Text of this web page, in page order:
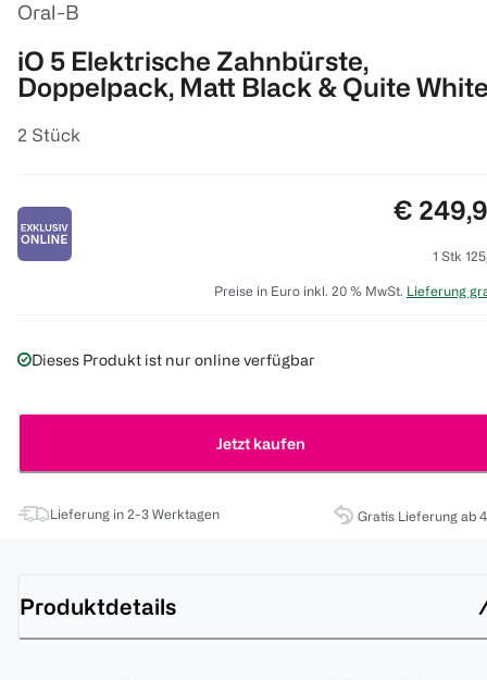
Oral-B
iO 5 Elektrische Zahnbürste,
Doppelpack, Matt Black & Quite
2 Stück
Preis:
€
1 Stk
Preise in Euro inkl. 20 % MwSt. Lieferung
Dieses Produkt ist nur online verfügbar
Jetzt kaufen
Lieferung in 2-3 Werktagen Gratis Lieferung ab
Produktdetails